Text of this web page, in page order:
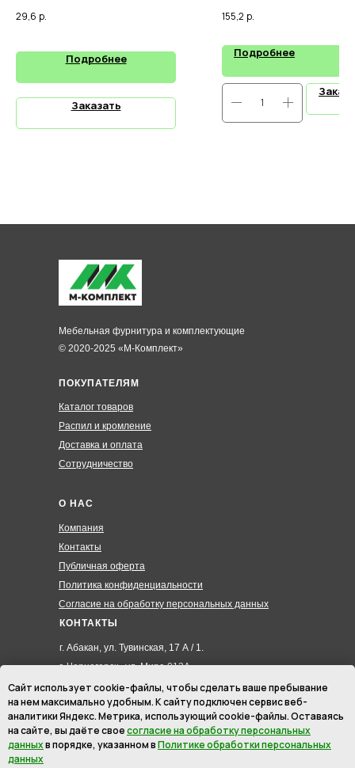
29,6 р.
Подробнее
Заказать
155,2 р.
Подробнее
ПОКУПАТЕЛЯМ
Каталог товаров
Распил и кромление
Доставка и оплата
Сотрудничество
О НАС
Компания
Контакты
Публичная оферта
Политика конфиденциальности
Согласие на обработку персональных данных
КОНТАКТЫ
г. Абакан, ул. Тувинская, 17 А / 1.
г. Черногорск , ул. Мира 012А
8 (3902) 285-171
8 (908) 326-24-00
8 (902) 467-09-70
hmk19@mail.ru
© 2020-2025 «М-Комплект»
Мебельная фурнитура и комплектующие
Сайт использует cookie-файлы, чтобы сделать ваше пребывание
на нем максимально удобным. К cайту подключен сервис веб-
аналитики Яндекс. Метрика, использующий cookie-файлы. Оставаясь
на сайте, вы даёте своесогласие на обработку персональных
данныхв порядке, указанном вПолитике обработки персональных
данных